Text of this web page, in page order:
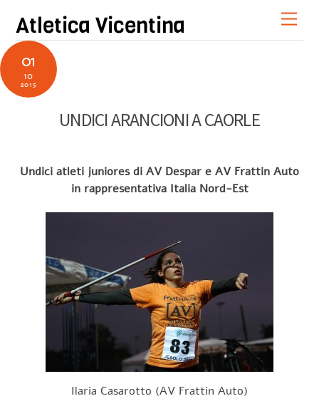
content
Atletica Vicentina
01
10
2015
UNDICI ARANCIONI A CAORLE
Undici atleti juniores di AV Despar e AV Frattin Auto
in rappresentativa Italia Nord-Est
Ilaria Casarotto (AV Frattin Auto)